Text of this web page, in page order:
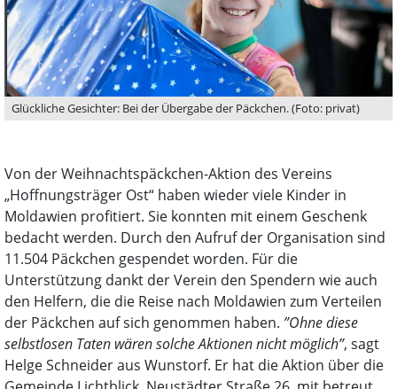
Glückliche Gesichter: Bei der Übergabe der Päckchen. (Foto: privat)
Von der Weihnachtspäckchen-Aktion des Vereins
„Hoffnungsträger Ost“ haben wieder viele Kinder in
Moldawien profitiert. Sie konnten mit einem Geschenk
bedacht werden. Durch den Aufruf der Organisation sind
11.504 Päckchen gespendet worden. Für die
Unterstützung dankt der Verein den Spendern wie auch
den Helfern, die die Reise nach Moldawien zum Verteilen
der Päckchen auf sich genommen haben. ”Ohne diese
selbstlosen Taten wären solche Aktionen nicht möglich”, sagt
Helge Schneider aus Wunstorf. Er hat die Aktion über die